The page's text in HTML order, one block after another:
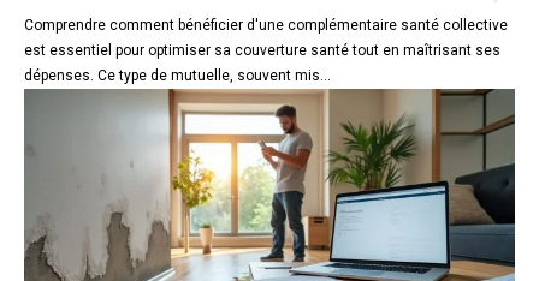
Comprendre comment bénéficier d'une complémentaire santé collective
est essentiel pour optimiser sa couverture santé tout en maîtrisant ses
dépenses. Ce type de mutuelle, souvent mis...